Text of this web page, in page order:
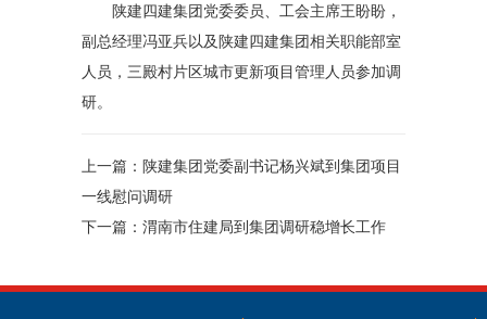
陕建四建集团党委委员、工会主席王盼盼，
副总经理冯亚兵以及陕建四建集团相关职能部室
人员，三殿村片区城市更新项目管理人员参加调
研。
上一篇： 陕建集团党委副书记杨兴斌到集团项目
一线慰问调研
下一篇： 渭南市住建局到集团调研稳增长工作